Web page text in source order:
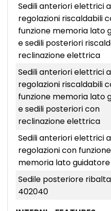
Sedili anteriori elettrici a
regolazioni riscaldabili
funzione memoria lato
e sedili posteriori
reclinazione elettrica
Sedili anteriori elettrici a
regolazioni riscaldabili
funzione memoria lato
e sedili posteriori con
reclinazione elettrica
Sedili anteriori elettrici a
regolazioni con funzione
memoria lato guidatore
Sedile posteriore
402040